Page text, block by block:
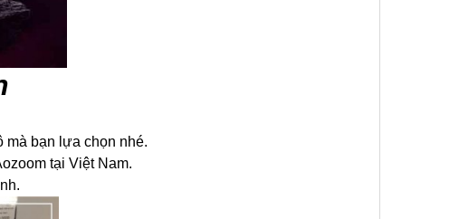
mà bạn lựa chọn nhé.
tại Việt Nam.